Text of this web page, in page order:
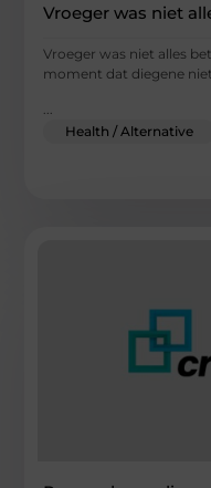
Vroeger was niet
Vroeger was niet alles
moment dat diegene
...
Health / Alternative